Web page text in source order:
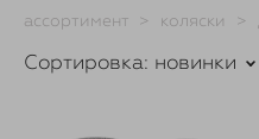
ассортимент > коляски >
Сортировка: новинки